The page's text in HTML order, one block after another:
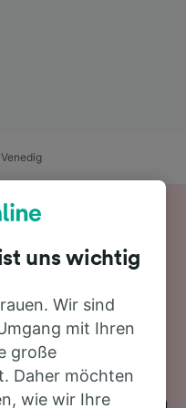
nach Venedig?
in der Regel 32
dabei 6 Stunden
uns wichtig
Wir sind
mit Ihren
große
Daher möchten
wie wir Ihre